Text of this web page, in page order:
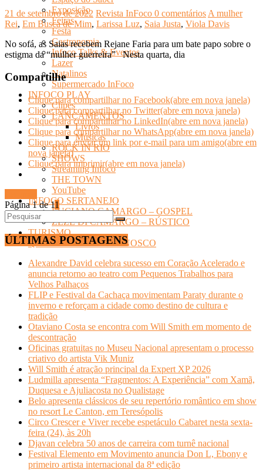
Exposição
Feiras
Festa
Gastronomia
Infoco Talks & Eventos
Lazer
Natalinos
Supermercado InFoco
INFOCO PLAY
Clipes
LANÇAMENTOS
Livros
Músicas
ROCK IN RIO
SHOWS
Streaming Infoco
THE TOWN
YouTube
INFOCO SERTANEJO
LUCIANO CAMARGO – GOSPEL
ZEZÉ DI CAMARGO – RÚSTICO
TURISMO
Quem Somos- FALE CONOSCO
21 de setembro de 2022 Revista InFoco 0 comentários A mulher
Rei, Em Busca de Mim, Larissa Luz, Saia Justa, Viola Davis
No sofá, as Saias recebem Rejane Faria para um bate papo sobre o
estigma da “mulher guerreira” Nesta quarta, dia
Compartilhe
Clique para compartilhar no Facebook(abre em nova janela)
Clique para compartilhar no Twitter(abre em nova janela)
Clique para compartilhar no LinkedIn(abre em nova janela)
Clique para compartilhar no WhatsApp(abre em nova janela)
Clique para enviar um link por e-mail para um amigo(abre em
nova janela)
Clique para imprimir(abre em nova janela)
Página 1 de 11
ÚLTIMAS POSTAGENS
Alexandre David celebra sucesso em Coração Acelerado e
anuncia retorno ao teatro com Pequenos Trabalhos para
Velhos Palhaços
FLIP e Festival da Cachaça movimentam Paraty durante o
inverno e reforçam a cidade como destino de cultura e
tradição
Otaviano Costa se encontra com Will Smith em momento de
descontração
Oficinas gratuitas no Museu Nacional apresentam o processo
criativo do artista Vik Muniz
Will Smith é atração principal da Expert XP 2026
Ludmilla apresenta “Fragmentos: A Experiência” com Xamã,
Duquesa e Ajuliacosta no Qualistage
Belo apresenta clássicos de seu repertório romântico em show
no resort Le Canton, em Teresópolis
Circo Crescer e Viver recebe espetáculo Cabaret nesta sexta-
feira (24), às 20h
Djavan celebra 50 anos de carreira com turnê nacional
Festival Elemento em Movimento anuncia Don L, Ebony e
primeiro artista internacional da 8ª edição